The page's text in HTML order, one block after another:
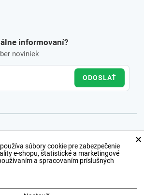
informovaní?
noviniek
ODOSLAŤ
×
súbory cookie pre zabezpečenie
e-shopu, štatistické a marketingové
a spracovaním príslušných